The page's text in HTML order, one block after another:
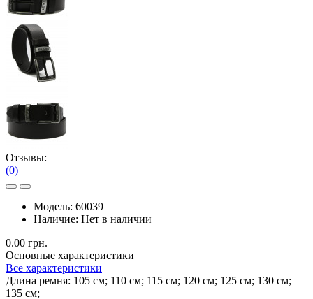
Отзывы:
(0)
Модель: 60039
Наличие: Нет в наличии
0.00 грн.
Основные характеристики
Все характеристики
Длина ремня: 105 см; 110 см; 115 см; 120 см; 125 см; 130 см;
135 см;